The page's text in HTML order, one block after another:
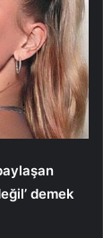
demek